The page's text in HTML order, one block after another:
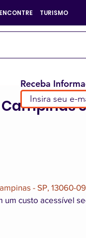
ENCONTRE TURISMO
- SP, 13060-
um custo acessível
Receba